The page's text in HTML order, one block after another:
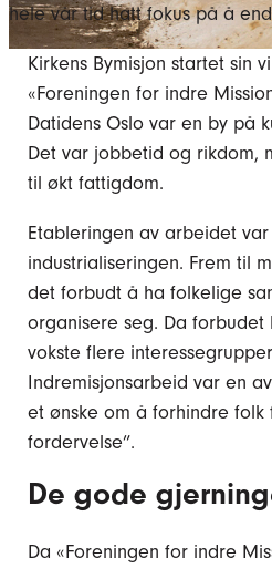
hele vår tid hatt fokus på å
Kirkens Bymisjon startet sin
«Foreningen for indre
Datidens Oslo var en by på
Det var jobbetid og rikdom,
til økt fattigdom.
Etableringen av arbeidet
industrialiseringen. Frem til
det forbudt å ha folkelige
organisere seg. Da forbudet
vokste flere
Indremisjonsarbeid var en
et ønske om å forhindre folk
fordervelse”.
De gode
Da «Foreningen for indre